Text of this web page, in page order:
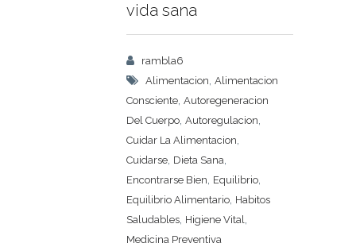
vida sana
rambla6
Alimentacion Alimentacion
Consciente Autoregeneracion
Del Cuerpo Autoregulacion
Cuidar La Alimentacion
Cuidarse Dieta Sana
Encontrarse Bien Equilibrio
Equilibrio Alimentario Habitos
Saludables Higiene Vital
Medicina Preventiva